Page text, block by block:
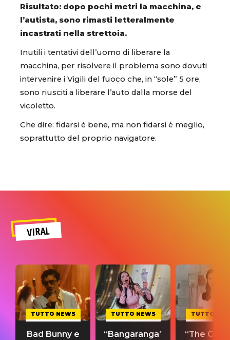
Risultato: dopo pochi metri la macchina, e
l’autista, sono rimasti letteralmente
incastrati nella strettoia.
Inutili i tentativi dell’uomo di liberare la
macchina, per risolvere il problema sono dovuti
intervenire i Vigili del fuoco che, in “sole” 5 ore,
sono riusciti a liberare l’auto dalla morse del
vicoletto.
Che dire: fidarsi è bene, ma non fidarsi è meglio,
soprattutto del proprio navigatore.
VIRAL
TUTTO NEWS
Bad Bunny e
TUTTO NEWS
“Bangaranga”
TUTTO
“The